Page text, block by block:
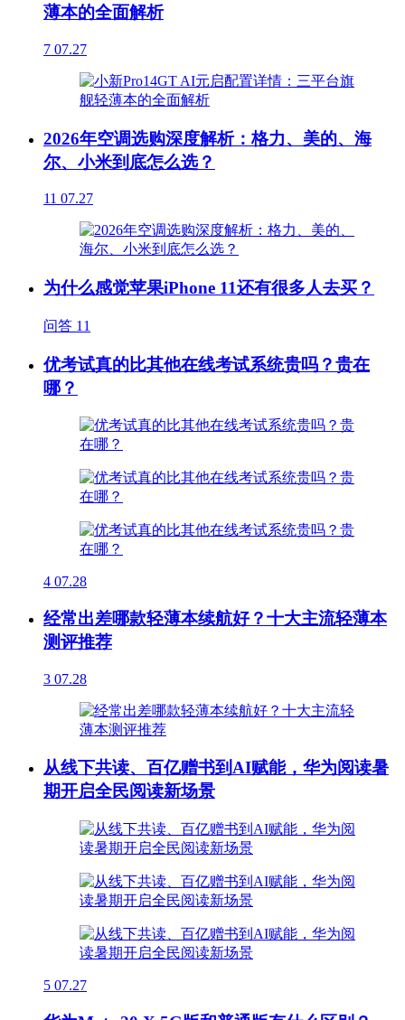
薄本的全面解析
7 07.27
2026年空调选购深度解析：格力、美的、海
尔、小米到底怎么选？
11 07.27
为什么感觉苹果iPhone 11还有很多人去买？
问答 11
优考试真的比其他在线考试系统贵吗？贵在
哪？
4 07.28
经常出差哪款轻薄本续航好？十大主流轻薄本
测评推荐
3 07.28
从线下共读、百亿赠书到AI赋能，华为阅读暑
期开启全民阅读新场景
5 07.27